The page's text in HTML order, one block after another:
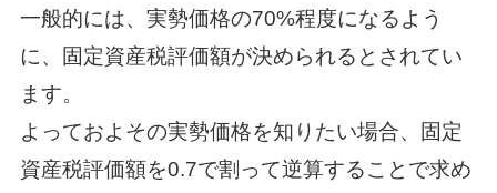
一般的には、実勢価格の70%程度になるよう
に、固定資産税評価額が決められるとされてい
ます。
よっておよその実勢価格を知りたい場合、固定
資産税評価額を0.7で割って逆算することで求め